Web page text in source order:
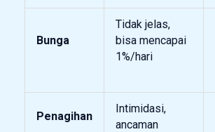
Bunga
Tidak jelas,
bisa mencapai
1%/hari
Penagihan
Intimidasi,
ancaman